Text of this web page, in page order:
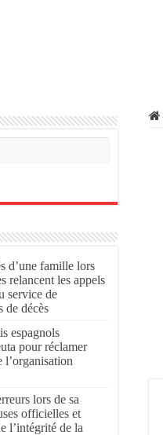
d’une famille lors
relancent les appels
service de
de décès
espagnols
pour réclamer
l’organisation
lors de sa
officielles et
l’intégrité de la